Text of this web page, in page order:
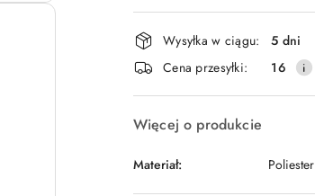
Dostępność
i
dostawa
Wysyłka w ciągu:
5 dni
Cena przesyłki:
16
Więcej o produkcie
Materiał: Poliester